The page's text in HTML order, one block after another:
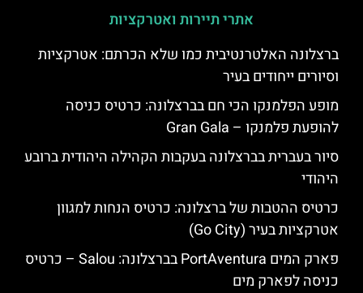
אתרי תיירות ואטרקציות
ברצלונה האלטרנטיבית כמו שלא הכרתם: אטרקציות
וסיורים ייחודים בעיר
מופע הפלמנקו הכי חם בברצלונה: כרטיס כניסה
להופעת פלמנקו – Gran Gala
סיור בעברית בברצלונה בעקבות הקהילה היהודית ברובע
היהודי
כרטיס ההטבות של ברצלונה: כרטיס הנחות למגוון
אטרקציות בעיר (Go City)
פארק המים PortAventura בברצלונה: Salou – כרטיס
כניסה לפארק מים